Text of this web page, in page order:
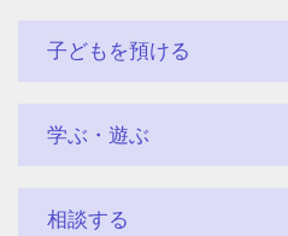
子どもを預ける
学ぶ・遊ぶ
相談する